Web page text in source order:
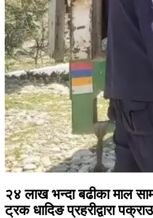
२४ लाख भन्दा बढीका माल
ट्रक धादिङ प्रहरीद्वारा